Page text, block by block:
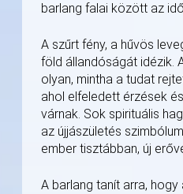
barlang falai között az
A szűrt fény, a hűvös
föld állandóságát idézik.
olyan, mintha a tudat
ahol elfeledett érzések
várnak. Sok spirituális
az újjászületés
ember tisztábban, új
A barlang tanít arra,